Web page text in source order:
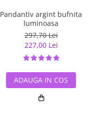
Pandantiv argint bufnita
luminoasa
297,70 Lei
227,00 Lei
ADAUGA IN COS